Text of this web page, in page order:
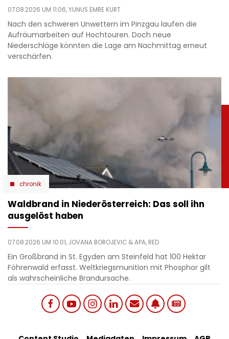
07.08.2026 UM 11:06,YUNUS EMRE KURT
Nach den schweren Unwettern im Pinzgau laufen die
Aufräumarbeiten auf Hochtouren. Doch neue
Niederschläge könnten die Lage am Nachmittag erneut
verschärfen.
chronik
Waldbrand in Niederösterreich: Das soll ihn
ausgelöst haben
07.08.2026 UM 10:01, JOVANA BOROJEVIC & APA, RED
Ein Großbrand in St. Egyden am Steinfeld hat 100 Hektar
Föhrenwald erfasst. Weltkriegsmunition mit Phosphor gilt
als wahrscheinliche Brandursache.